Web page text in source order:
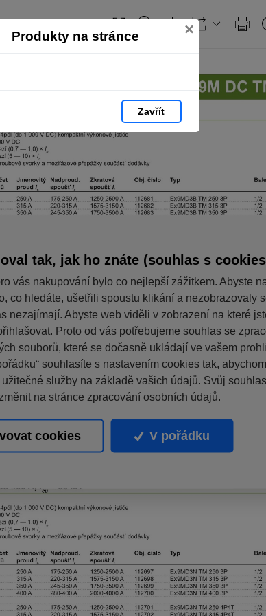
Produkty na stránce ×
Zavřít
45
tak, jak ho znáte (souhlas s
vás nakupování bylo co nejlepší zážitkem. Abyste
co hledáte, ušetřili spoustu klikání a nezobrazovaly
nezajímají. Abyste web viděli v zobrazení na které
Proto od vás potřebujeme souhlas se
souborů, které se dočasně ukládají ve vašem
souhlasíte s nastavením cookies tak,
služby na základě vašich údajů. Svůj
na stránce zpracování osobních údajů.
cookies V pořádku